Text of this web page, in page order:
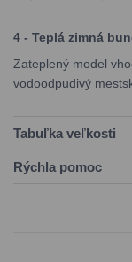
4 - Teplá zimná
Zateplený model
vodoodpudivý
Tabuľka veľkosti
Rýchla pomoc